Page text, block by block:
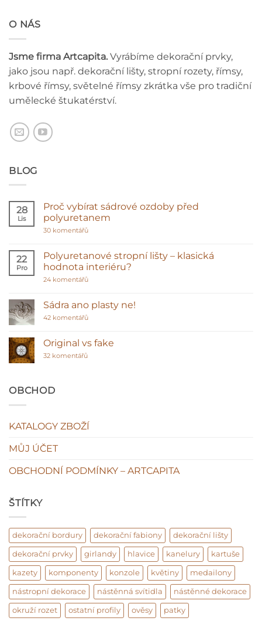
O NÁS
Jsme firma Artcapita. Vyrábíme dekorační prvky,
jako jsou např. dekorační lišty, stropní rozety, římsy,
krbové římsy, světelné římsy zkrátka vše pro tradiční
umělecké štukatérství.
BLOG
28
Lis
Proč vybírat sádrové ozdoby před
polyuretanem
30 komentářůu
názvem
Proč
vybírat
ozdoby
22
Pro
Polyuretanové stropní lišty – klasická
hodnota interiéru?
24 komentářůu
názvem
Polyuretanové
stropní
klasická
hodnota
Sádra ano plasty ne!
42 komentářůu
názvem
Sádra
Original vs fake
32 komentářůu
OBCHOD
KATALOGY ZBOŽÍ
MŮJ ÚČET
OBCHODNÍ PODMÍNKY – ARTCAPITA
ŠTÍTKY
dekorační bordury dekorační fabiony dekorační lišty
dekorační prvky girlandy hlavice kanelury kartuše
kazety komponenty konzole květiny medailony
nástropní dekorace nástěnná svítidla nástěnné dekorace
okruží rozet ostatní profily ověsy patky